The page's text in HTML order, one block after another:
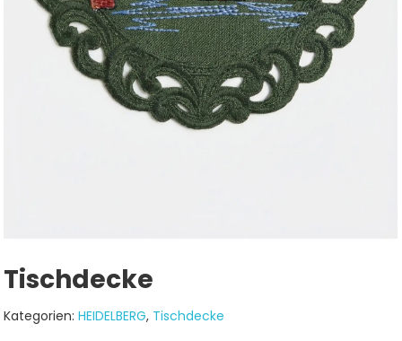
Tischdecke
Kategorien:HEIDELBERG, Tischdecke